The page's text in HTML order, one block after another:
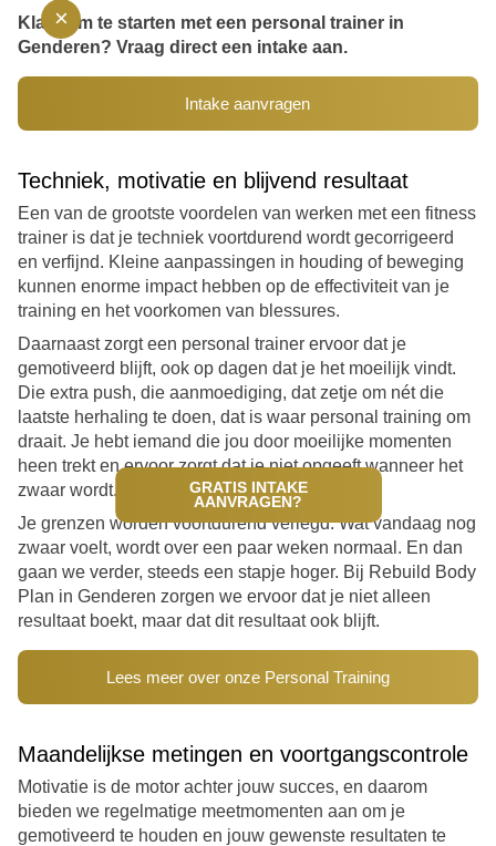
Klaar om te starten met een personal trainer in
Genderen? Vraag direct een intake aan.
Intake aanvragen
Techniek, motivatie en blijvend resultaat
Een van de grootste voordelen van werken met een fitness
trainer is dat je techniek voortdurend wordt gecorrigeerd
en verfijnd. Kleine aanpassingen in houding of beweging
kunnen enorme impact hebben op de effectiviteit van je
training en het voorkomen van blessures.
Daarnaast zorgt een personal trainer ervoor dat je
gemotiveerd blijft, ook op dagen dat je het moeilijk vindt.
Die extra push, die aanmoediging, dat zetje om nét die
laatste herhaling te doen, dat is waar personal training om
draait. Je hebt iemand die jou door moeilijke momenten
heen trekt en ervoor zorgt dat je niet opgeeft wanneer het
zwaar wordt.
Je grenzen worden voortdurend verlegd. Wat vandaag nog
zwaar voelt, wordt over een paar weken normaal. En dan
gaan we verder, steeds een stapje hoger. Bij Rebuild Body
Plan in Genderen zorgen we ervoor dat je niet alleen
resultaat boekt, maar dat dit resultaat ook blijft.
Lees meer over onze Personal Training
Maandelijkse metingen en voortgangscontrole
Motivatie is de motor achter jouw succes, en daarom
bieden we regelmatige meetmomenten aan om je
gemotiveerd te houden en jouw gewenste resultaten te
×
GRATIS INTAKE
AANVRAGEN?